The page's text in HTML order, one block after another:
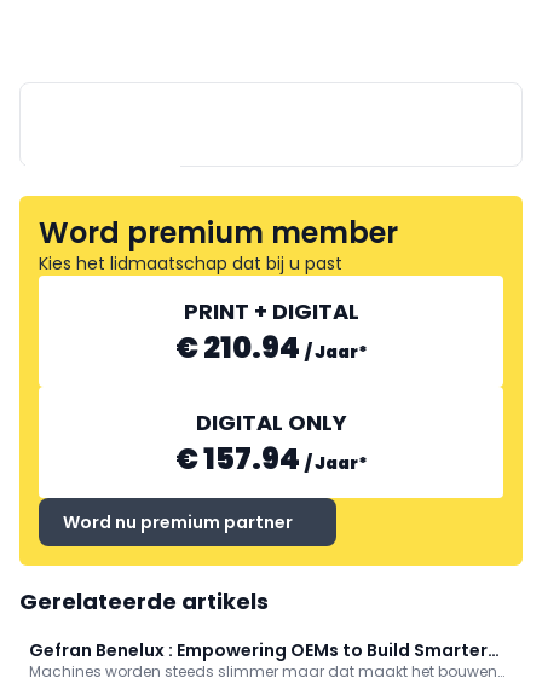
TST BENELUX
Word premium member
Kies het lidmaatschap dat bij u past
PRINT + DIGITAL
€ 210.94 /Jaar*
DIGITAL ONLY
€ 157.94 /Jaar*
Word nu premium partner
Gerelateerde artikels
Gefran Benelux : Empowering OEMs to Build Smarter
Machines
Machines worden steeds slimmer maar dat maakt het bouwen